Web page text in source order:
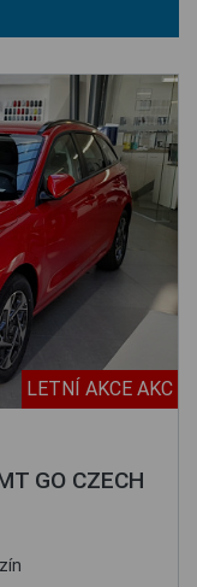
LETNÍ AKCE AKC
GO CZECH